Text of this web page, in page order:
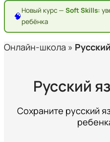
🧠
Новый курс — Soft Skills:
ребёнка
Онлайн-школа »
Русский
Сохраните русский